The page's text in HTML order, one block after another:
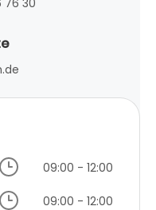
09:00 - 12:00
09:00 - 12:00